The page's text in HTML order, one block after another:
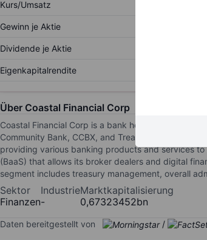
Kurs/Umsatz
Gewinn je Aktie
Dividende je Aktie
Eigenkapitalrendite
Über Coastal Financial Corp
Coastal Financial Corp is a bank holding
Community Bank, CCBX, and Treasury and
providing various banking products and services
(BaaS) that allows its broker dealers and digital
segment includes treasury management, overall
Sektor
Finanzen
Industrie
-
Marktkapitalisierung
0,67323452bn
Daten bereitgestellt von /